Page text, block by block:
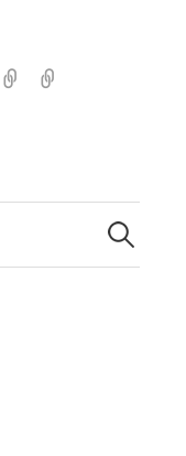
Kezdőlap
Search
for: